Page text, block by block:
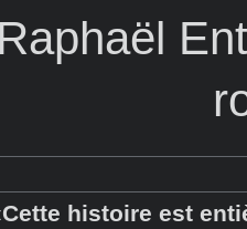
Raphaël
histoire est